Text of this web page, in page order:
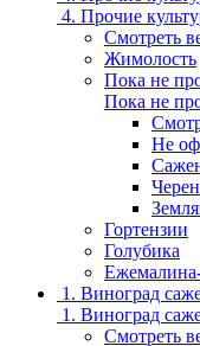
4. Прочие
Смотреть
Жимолость
Пока не
Пока не
Не
Гортензии
Голубика
1. Виноград
1. Виноград
Смотреть